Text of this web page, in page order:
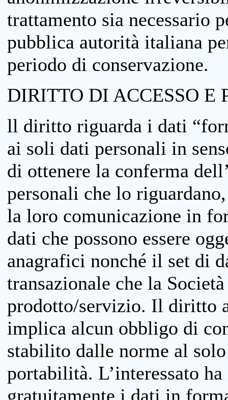
trattamento sia necessario
pubblica autorità italiana
periodo di conservazione.
DIRITTO DI ACCESSO
ll diritto riguarda i dati
ai soli dati personali in
di ottenere la conferma
personali che lo
la loro comunicazione in
dati che possono essere
anagrafici nonché il set di
transazionale che la
prodotto/servizio. Il diritto
implica alcun obbligo di
stabilito dalle norme al
portabilità. L’interessato
gratuitamente i dati in